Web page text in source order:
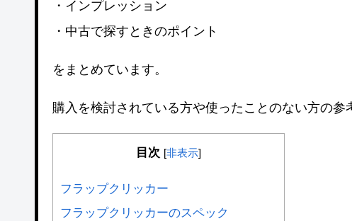
・インプレッション
・中古で探すときのポイント
をまとめています。
購入を検討されている方や使ったことのない方の参
目次 [非表示]
フラップクリッカー
フラップクリッカーのスペック